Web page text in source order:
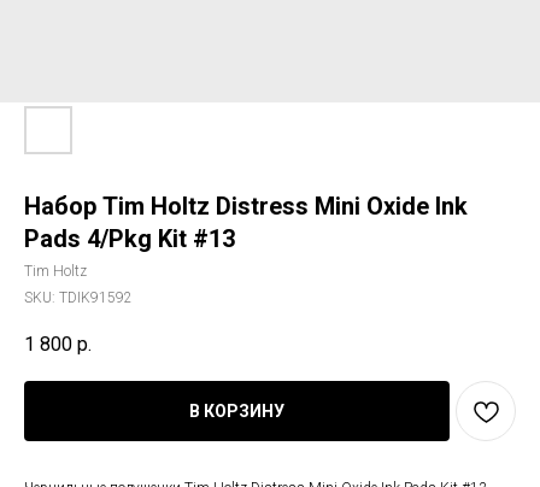
Набор Tim Holtz Distress Mini Oxide Ink
Pads 4/Pkg Kit #13
Tim Holtz
SKU: TDIK91592
1 800 р.
В КОРЗИНУ